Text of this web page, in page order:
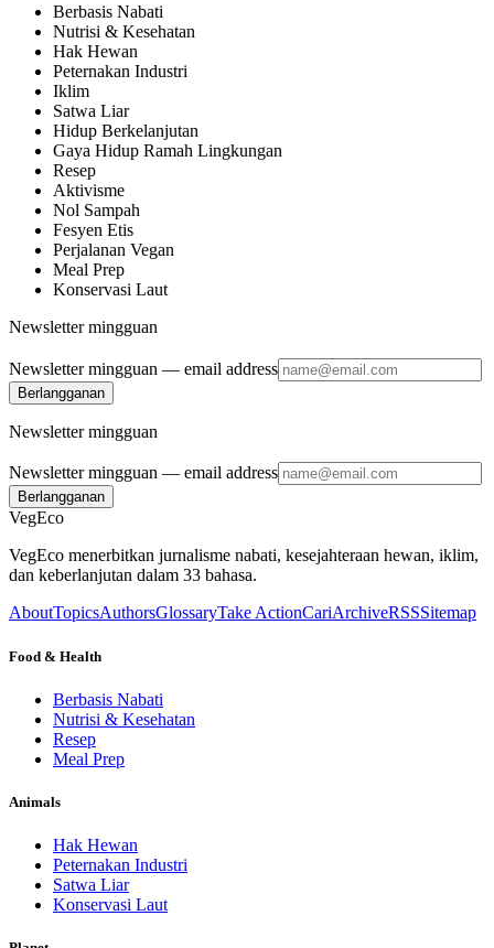
Berbasis Nabati
Nutrisi & Kesehatan
Hak Hewan
Peternakan Industri
Iklim
Satwa Liar
Hidup Berkelanjutan
Gaya Hidup Ramah Lingkungan
Resep
Aktivisme
Nol Sampah
Fesyen Etis
Perjalanan Vegan
Meal Prep
Konservasi Laut
Newsletter mingguan
Newsletter mingguan — email address
Berlangganan
Newsletter mingguan
Newsletter mingguan — email address
Berlangganan
VegEco
VegEco menerbitkan jurnalisme nabati, kesejahteraan hewan, iklim,
dan keberlanjutan dalam 33 bahasa.
AboutTopicsAuthorsGlossaryTake ActionCariArchiveRSSSitemap
Food & Health
Berbasis Nabati
Nutrisi & Kesehatan
Resep
Meal Prep
Animals
Hak Hewan
Peternakan Industri
Satwa Liar
Konservasi Laut